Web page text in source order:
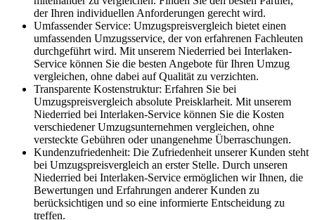
der Ihren individuellen Anforderungen gerecht wird.
Umfassender Service: Umzugspreisvergleich bietet einen
umfassenden Umzugsservice, der von erfahrenen Fachleuten
durchgeführt wird. Mit unserem Niederried bei Interlaken-
Service können Sie die besten Angebote für Ihren Umzug
vergleichen, ohne dabei auf Qualität zu verzichten.
Transparente Kostenstruktur: Erfahren Sie bei
Umzugspreisvergleich absolute Preisklarheit. Mit unserem
Niederried bei Interlaken-Service können Sie die Kosten
verschiedener Umzugsunternehmen vergleichen, ohne
versteckte Gebühren oder unangenehme Überraschungen.
Kundenzufriedenheit: Die Zufriedenheit unserer Kunden steht
bei Umzugspreisvergleich an erster Stelle. Durch unseren
Niederried bei Interlaken-Service ermöglichen wir Ihnen, die
Bewertungen und Erfahrungen anderer Kunden zu
berücksichtigen und so eine informierte Entscheidung zu
treffen.